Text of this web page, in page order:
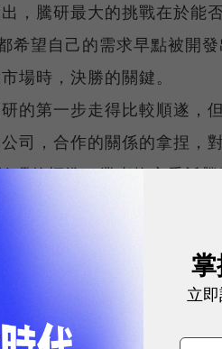
，騰研最大的挑戰在於能
望自己的需求早點被開
場時，決勝的關鍵。
的第一步走得比較順遂，
司，合作的關係的拿捏，
碼的標準，業者擔心委託
相信未來合作關係會取代
的心態面對市場變化，才
的意義。
立